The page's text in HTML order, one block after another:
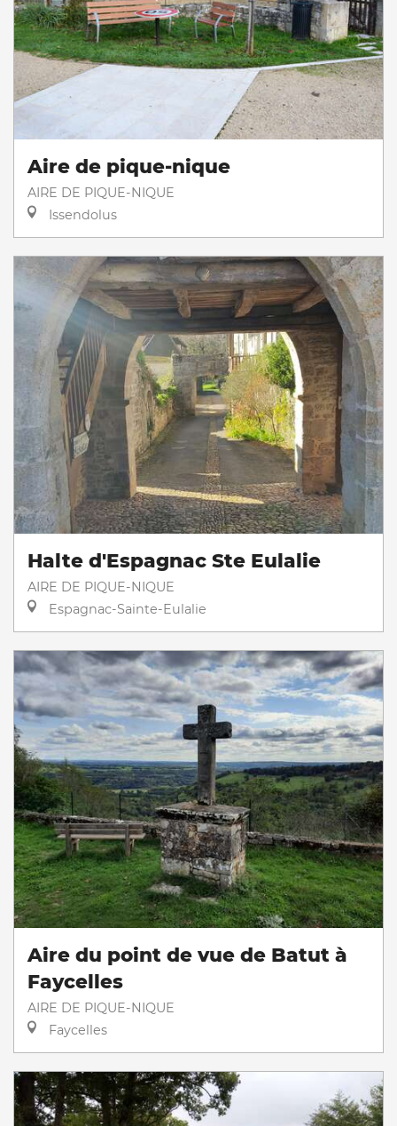
Aire de pique-nique
AIRE DE PIQUE-NIQUE
Issendolus
Halte d'Espagnac Ste Eulalie
AIRE DE PIQUE-NIQUE
Espagnac-Sainte-Eulalie
Aire du point de vue de Batut à
Faycelles
AIRE DE PIQUE-NIQUE
Faycelles